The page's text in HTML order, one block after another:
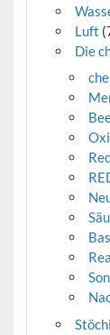
Luft
Die